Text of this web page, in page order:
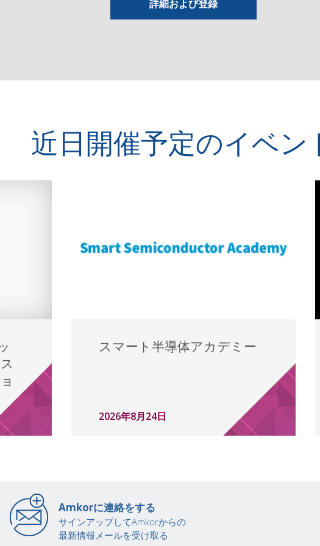
詳細および登録
近日開催予定のイベン
スマート半導体アカデミー
2026年8月24日
Amkorに連絡をする
サインアップしてAmkorからの
最新情報メールを受け取る